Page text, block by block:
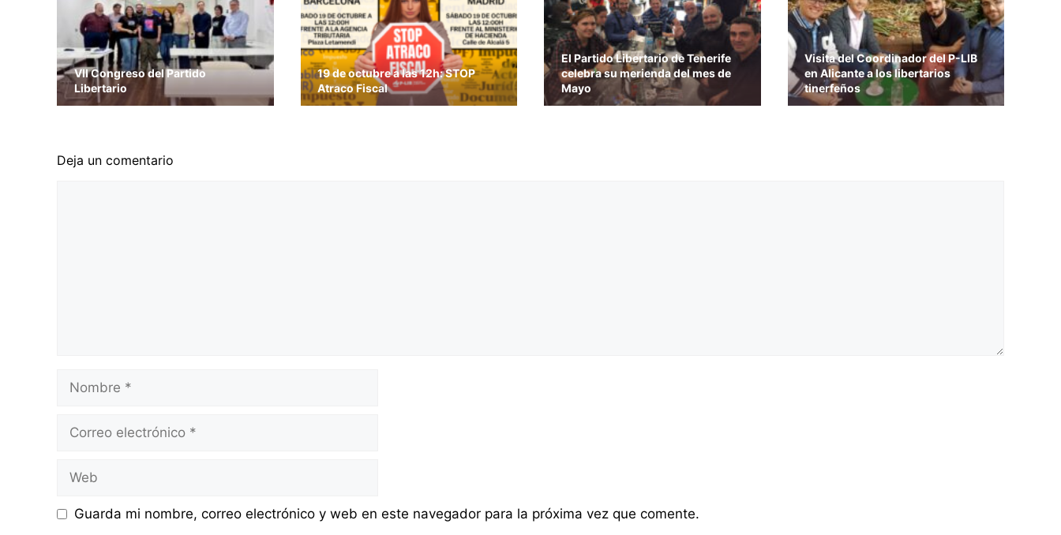
VII Congreso del Partido
Libertario
19 de octubre a las 12h: STOP
Atraco Fiscal
El Partido Libertario de Tenerife
celebra su merienda del mes de
Mayo
Visita del Coordinador del P-LIB
en Alicante a los libertarios
tinerfeños
Deja un comentario
electrónico
Guarda mi nombre, correo electrónico y web en este navegador para la próxima vez que comente.